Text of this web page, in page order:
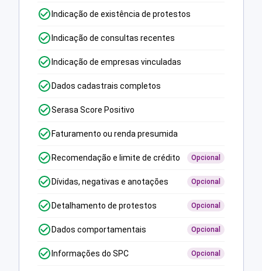
Indicação de existência de protestos
Indicação de consultas recentes
Indicação de empresas vinculadas
Dados cadastrais completos
Serasa Score Positivo
Faturamento ou renda presumida
Recomendação e limite de crédito Opcional
Dívidas, negativas e anotações Opcional
Detalhamento de protestos Opcional
Dados comportamentais Opcional
Informações do SPC Opcional